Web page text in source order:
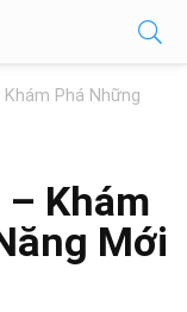
Phá Những
Khám
Mới